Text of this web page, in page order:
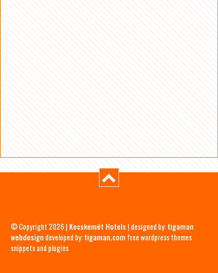
© Copyright 2026 | Kecskemét Hotels | designed by:tigaman
webdesign developed by:tigaman.com free wordpress themes
snippets and plugins